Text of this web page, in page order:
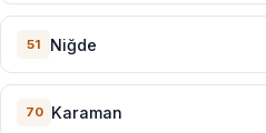
51 Niğde
70 Karaman